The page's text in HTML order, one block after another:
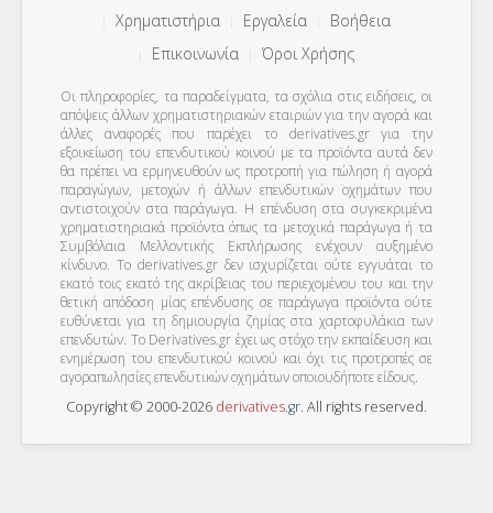
Χρηματιστήρια
Εργαλεία
Βοήθεια
Επικοινωνία
Όροι Χρήσης
Οι πληροφορίες, τα παραδείγματα, τα σχόλια στις ειδήσεις, οι
απόψεις άλλων χρηματιστηριακών εταιριών για την αγορά και
άλλες αναφορές που παρέχει το derivatives.gr για την
εξοικείωση του επενδυτικού κοινού με τα προϊόντα αυτά δεν
θα πρέπει να ερμηνευθούν ως προτροπή για πώληση ή αγορά
παραγώγων, μετοχών ή άλλων επενδυτικών οχημάτων που
αντιστοιχούν στα παράγωγα. Η επένδυση στα συγκεκριμένα
χρηματιστηριακά προϊόντα όπως τα μετοχικά παράγωγα ή τα
Συμβόλαια Μελλοντικής Εκπλήρωσης ενέχουν αυξημένο
κίνδυνο. Το derivatives.gr δεν ισχυρίζεται ούτε εγγυάται το
εκατό τοις εκατό της ακρίβειας του περιεχομένου του και την
θετική απόδοση μίας επένδυσης σε παράγωγα προϊόντα ούτε
ευθύνεται για τη δημιουργία ζημίας στα χαρτοφυλάκια των
επενδυτών. To Derivatives.gr έχει ως στόχο την εκπαίδευση και
ενημέρωση του επενδυτικού κοινού και όχι τις προτροπές σε
αγοραπωλησίες επενδυτικών οχημάτων οποιουδήποτε είδους.
Copyright © 2000-2026 derivatives.gr. All rights reserved.